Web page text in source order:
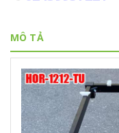
MÔ TẢ